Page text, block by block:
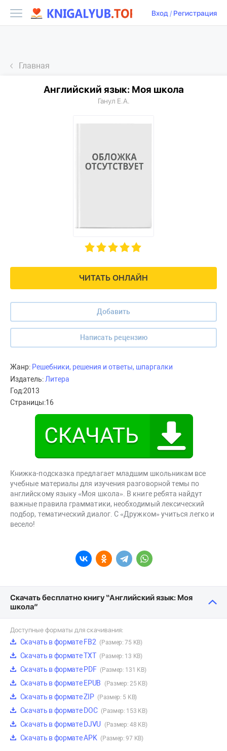
Вход/ Регистрация
Главная
ЧИТАТЬ ОНЛАЙН
Добавить
Написать рецензию
Английский язык: Моя школа
Ганул Е.А.
Жанр: Решебники, решения и ответы, шпаргалки
Издатель:Литера
Год:2013
Страницы:16
Книжка-подсказка предлагает младшим школьникам все
учебные материалы для изучения разговорной темы по
английскому языку «Моя школа». В книге ребята найдут
важные правила грамматики, необходимый лексический
подбор, тематический диалог. С «Дружком» учиться легко и
весело!
Скачать бесплатно книгу “Английский язык: Моя
школа”
Доступные форматы для скачивания:
Скачать в формате FB2 (Размер: 75 KB)
Скачать в формате TXT (Размер: 13 KB)
Скачать в формате PDF (Размер: 131 KB)
Скачать в формате EPUB (Размер: 25 KB)
Скачать в формате ZIP (Размер: 5 KB)
Скачать в формате DOC (Размер: 153 KB)
Скачать в формате DJVU (Размер: 48 KB)
Скачать в формате APK (Размер: 97 KB)